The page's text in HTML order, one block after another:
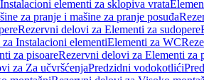
elementi za sklopiva vrata
za pranje i mašine za pranje posuđa
Rezervni delovi za Elementi za sudopere
Instalacioni elementiElementi za WC
za pisoareRezervni delovi za Elementi za
za Za učvršćenjaPredzidni vodokotlići